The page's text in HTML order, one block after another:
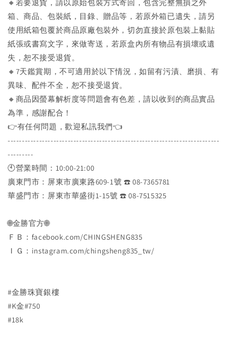
🔸若要退貨，請以原始包裝方式寄回，包含完整無損之外
箱、商品、包裝紙，目錄、贈品等，若原外箱已遺失，請另
使用紙箱包覆於商品原廠包裝外，切勿直接於原包裝上黏貼
紙張或書寫文字，來做寄送，若原盒內所有物品有損壞或遺
失，恕不接受退貨。
🔸7天鑑賞期，不可適用於以下情況，如留有污漬、磨損、有
異味、配件不全，恕不接受退貨。
🔸商品因螢幕解析度等問題會有色差，請以收到的商品實品
為準，感謝配合！
👉️有任何問題，歡迎私訊我們👈️
--------------------------------------------------------------------------
---------
🕙營業時間：10:00-21:00
廣東門市：屏東市廣東路609-1號 ☎️ 08-7365781
華盛門市：屏東市華盛街1-15號 ☎️ 08-7515325
🌐金勝官方🌐
ＦＢ：facebook.com/CHINGSHENG835
ＩＧ：instagram.com/chingsheng835_tw/
#金勝珠寶銀樓
#K金#750
#18k